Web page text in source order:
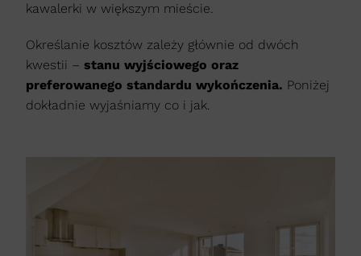
kawalerki w większym mieście.
Określanie kosztów zależy głównie od dwóch
kwestii – stanu wyjściowego oraz
preferowanego standardu wykończenia. Poniżej
dokładnie wyjaśniamy co i jak.